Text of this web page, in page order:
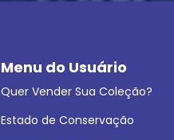
Menu do Usuário
Quer Vender Sua Coleção?
Estado de Conservação